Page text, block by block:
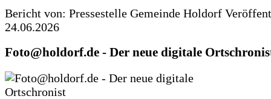
Bericht von: Pressestelle Gemeinde Holdorf
24.06.2026
Foto@holdorf.de - Der neue digitale